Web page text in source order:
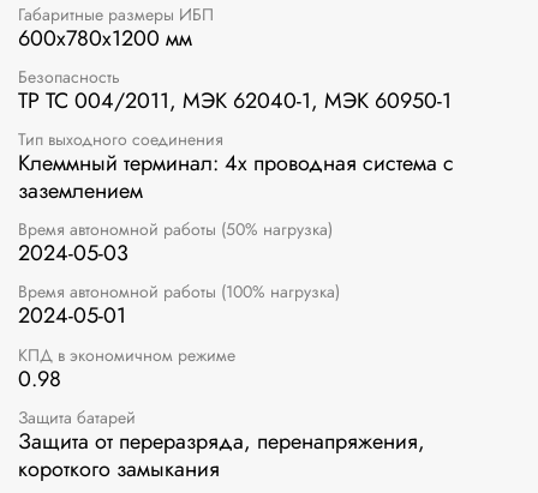
Габаритные размеры ИБП
600х780х1200 мм
Безопасность
ТР ТС 004/2011, МЭК 62040-1, МЭК 60950-1
Тип выходного соединения
Клеммный терминал: 4х проводная система с
заземлением
Время автономной работы (50% нагрузка)
2024-05-03
Время автономной работы (100% нагрузка)
2024-05-01
КПД в экономичном режиме
0.98
Защита батарей
Защита от переразряда, перенапряжения,
короткого замыкания